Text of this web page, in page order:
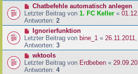
Chatbefehle automatisch anlegen
Letzter Beitrag von 1. FC Keller «
Antworten: 2
Ignorierfunktion
Letzter Beitrag von bine_1 «
Antworten: 3
wktools
Letzter Beitrag von Erdbeben «
Antworten: 4